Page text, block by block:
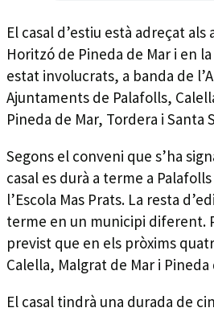
El casal d’estiu està adreçat als
Horitzó de Pineda de Mar i en
estat involucrats, a banda de
Ajuntaments de Palafolls,
Pineda de Mar, Tordera i Santa
Segons el conveni que s’ha
casal es durà a terme a
l’Escola Mas Prats. La resta
terme en un municipi diferent.
previst que en els pròxims
Calella, Malgrat de Mar i Pineda
El casal tindrà una durada de